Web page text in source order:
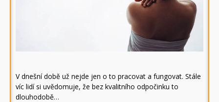
V dnešní době už nejde jen o to pracovat a fungovat. Stále
víc lidí si uvědomuje, že bez kvalitního odpočinku to
dlouhodobě…